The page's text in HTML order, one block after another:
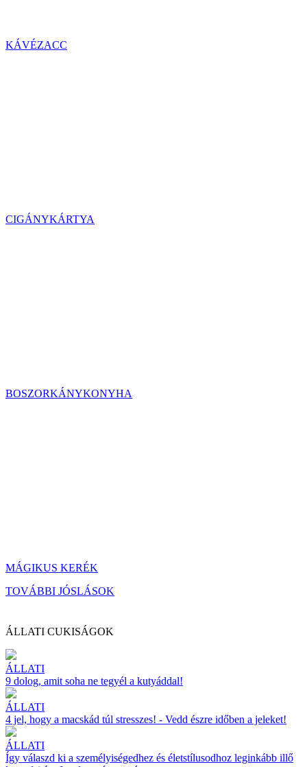
KÁVÉZACC
CIGÁNYKÁRTYA
BOSZORKÁNYKONYHA
MÁGIKUS KERÉK
TOVÁBBI JÓSLÁSOK
ÁLLATI CUKISÁGOK
ÁLLATI
9 dolog, amit soha ne tegyél a kutyáddal!
ÁLLATI
4 jel, hogy a macskád túl stresszes! - Vedd észre időben a jeleket!
ÁLLATI
Így válaszd ki a személyiségedhez és életstílusodhoz leginkább illő